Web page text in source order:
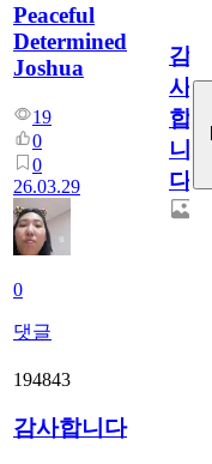
Peaceful
Determined
Joshua
19
0
0
26.03.29
0
댓글
감
사
합
니
다
194843
감사합니다